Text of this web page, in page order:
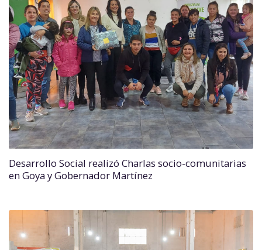
Desarrollo Social realizó Charlas socio-comunitarias
en Goya y Gobernador Martínez